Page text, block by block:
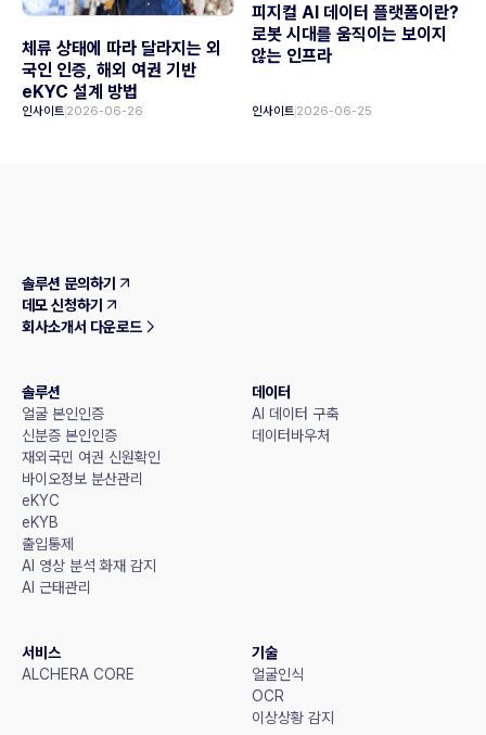
체류 상태에 따라 달라지는 외
국인 인증, 해외 여권 기반
eKYC 설계 방법
인사이트 2026-06-26
피지컬 AI 데이터 플랫폼이란?
로봇 시대를 움직이는 보이지
않는 인프라
인사이트 2026-06-25
솔루션 문의하기
데모 신청하기
회사소개서 다운로드
솔루션
얼굴 본인인증
신분증 본인인증
재외국민 여권 신원확인
바이오정보 분산관리
eKYC
eKYB
출입통제
AI 영상 분석 화재 감지
AI 근태관리
데이터
AI 데이터 구축
데이터바우처
서비스
ALCHERA CORE
기술
얼굴인식
OCR
이상상황 감지